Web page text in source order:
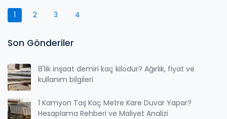
1 2 3 4
Son Gönderiler
8'lik inşaat demiri kaç kilodur? Ağırlık, fiyat ve
kullanım bilgileri
1 Kamyon Taş Kaç Metre Kare Duvar Yapar?
Hesaplama Rehberi ve Maliyet Analizi